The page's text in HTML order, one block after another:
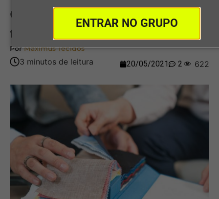
ENTRAR NO GRUPO
Qual o caimento de cada
tecido?
PorMaximus Tecidos
20/05/2021 2 622